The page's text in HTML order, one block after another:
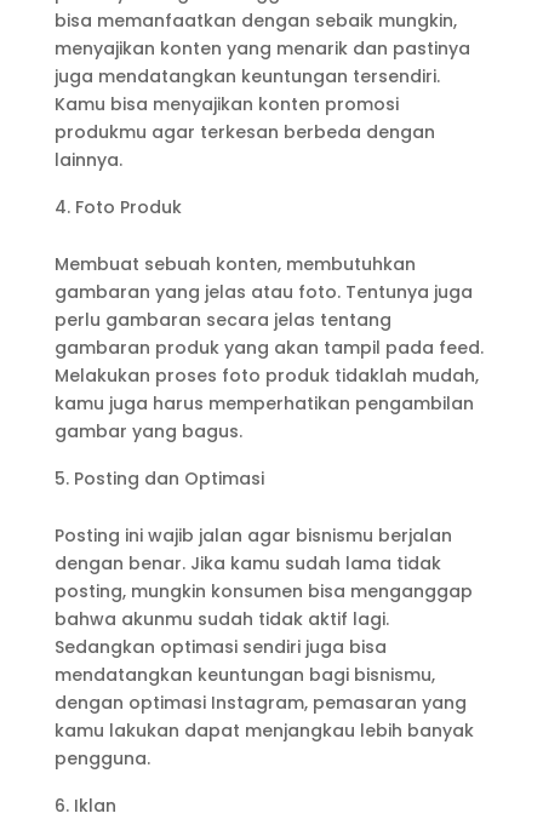
bisa memanfaatkan dengan sebaik mungkin,
menyajikan konten yang menarik dan pastinya
juga mendatangkan keuntungan tersendiri.
Kamu bisa menyajikan konten promosi
produkmu agar terkesan berbeda dengan
lainnya.
Foto Produk
Membuat sebuah konten, membutuhkan
gambaran yang jelas atau foto. Tentunya juga
perlu gambaran secara jelas tentang
gambaran produk yang akan tampil pada feed.
Melakukan proses foto produk tidaklah mudah,
kamu juga harus memperhatikan pengambilan
gambar yang bagus.
Posting dan Optimasi
Posting ini wajib jalan agar bisnismu berjalan
dengan benar. Jika kamu sudah lama tidak
posting, mungkin konsumen bisa menganggap
bahwa akunmu sudah tidak aktif lagi.
Sedangkan optimasi sendiri juga bisa
mendatangkan keuntungan bagi bisnismu,
dengan optimasi Instagram, pemasaran yang
kamu lakukan dapat menjangkau lebih banyak
pengguna.
Iklan